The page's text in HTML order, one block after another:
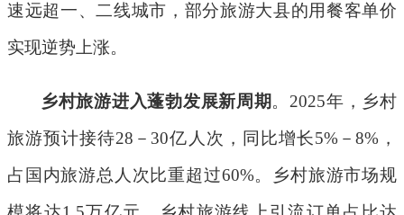
速远超一、二线城市，部分旅游大县的用餐客单价
实现逆势上涨。
乡村旅游进入蓬勃发展新周期。 2025年，乡村
旅游预计接待28 － 30亿人次，同比增长5%－ 8%，
占国内旅游总人次比重超过60%。乡村旅游市场规